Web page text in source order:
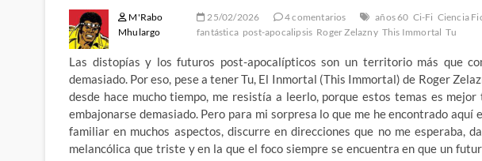
M'Rabo
Mhulargo
25/02/2026 4 comentarios años 60 Ci-Fi Ciencia
fantástica post-apocalipsis Roger Zelazny This Immortal Tu
Las distopías y los futuros post-apocalípticos son un territorio más que
demasiado. Por eso, pese a tener Tu, El Inmortal (This Immortal) de Roger
desde hace mucho tiempo, me resistía a leerlo, porque estos temas es
embajonarse demasiado. Pero para mi sorpresa lo que me he encontrado aquí
familiar en muchos aspectos, discurre en direcciones que no me esperaba,
melancólica que triste y en la que el foco siempre se encuentra en que un